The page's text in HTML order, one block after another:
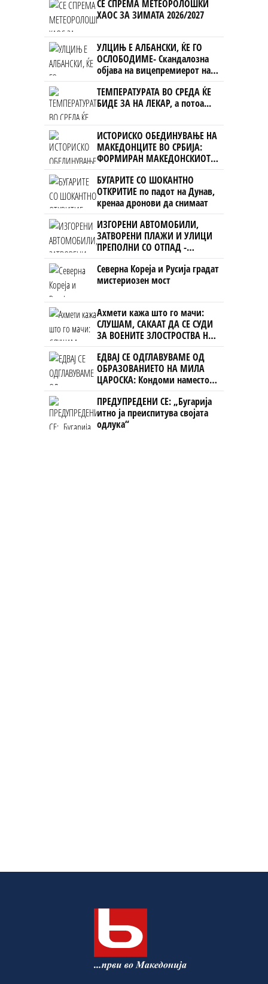
СЕ СПРЕМА МЕТЕОРОЛОШКИ
ХАОС ЗА ЗИМАТА 2026/2027
УЛЦИЊ Е АЛБАНСКИ, ЌЕ ГО
ОСЛОБОДИМЕ- Скандалозна
објава на вицепремиерот на
Црна Гора
ТЕМПЕРАТУРАТА ВО СРЕДА ЌЕ
БИДЕ ЗА НА ЛЕКАР, а потоа...
ИСТОРИСКО ОБЕДИНУВАЊЕ НА
МАКЕДОНЦИТЕ ВО СРБИЈА:
ФОРМИРАН МАКЕДОНСКИОТ
НАЦИОНАЛЕН СОЈУЗ
БУГАРИТЕ СО ШОКАНТНО
ОТКРИТИЕ по падот на Дунав,
кренаа дронови да снимаат
ИЗГОРЕНИ АВТОМОБИЛИ,
ЗАТВОРЕНИ ПЛАЖИ И УЛИЦИ
ПРЕПОЛНИ СО ОТПАД -
Фнидек во хаос по
мигрантскиот бран кон Сеута
Северна Кореја и Русија градат
мистериозен мост
Ахмети кажа што го мачи:
СЛУШАМ, САКААТ ДА СЕ СУДИ
ЗА ВОЕНИТЕ ЗЛОСТРОСТВА НА
УЧК...
ЕДВАЈ СЕ ОДГЛАВУВАМЕ ОД
ОБРАЗОВАНИЕТО НА МИЛА
ЦАРОСКА: Кондоми наместо
книги
ПРЕДУПРЕДЕНИ СЕ: „Бугарија
итно ја преиспитува својата
одлука“